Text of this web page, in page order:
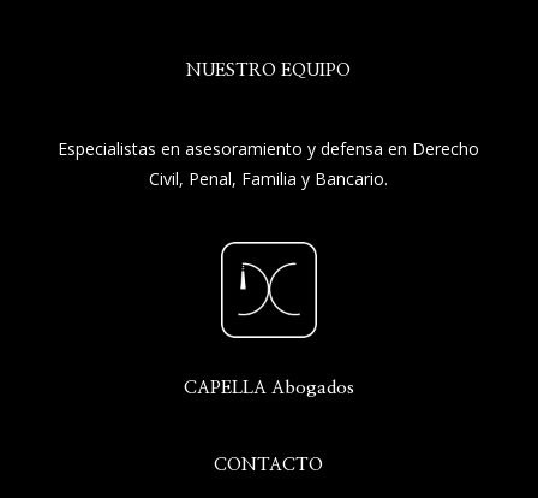
NUESTRO EQUIPO
Especialistas en asesoramiento y defensa en Derecho
Civil, Penal, Familia y Bancario.
CAPELLA Abogados
CONTACTO